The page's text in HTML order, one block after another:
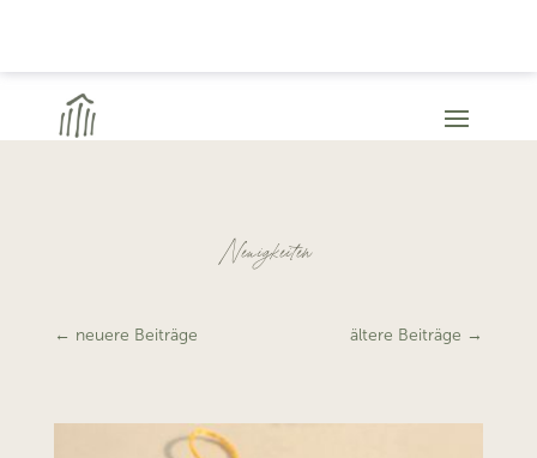
Neuigkeiten
← neuere Beiträge ältere Beiträge →